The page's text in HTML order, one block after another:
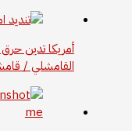
أمريكا تدين
القامشلي /